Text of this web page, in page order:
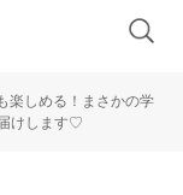
楽しめる！まさかの学
けします♡